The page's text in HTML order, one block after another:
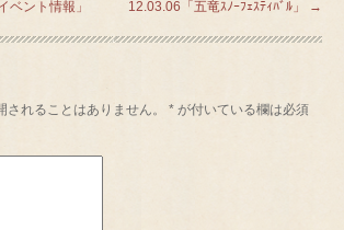
ベント情報」 12.03.06「五竜ｽﾉｰﾌｪｽﾃｨﾊﾞﾙ」 →
されることはありません。 * が付いている欄は必須